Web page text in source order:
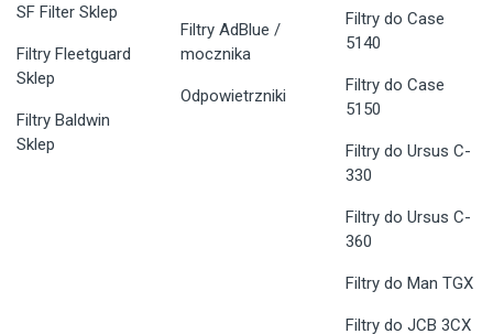
SF Filter Sklep
Filtry Fleetguard
Sklep
Filtry Baldwin
Sklep
Filtry AdBlue /
mocznika
Odpowietrzniki
Filtry do Case
5140
Filtry do Case
5150
Filtry do Ursus C-
330
Filtry do Ursus C-
360
Filtry do Man TGX
Filtry do JCB 3CX